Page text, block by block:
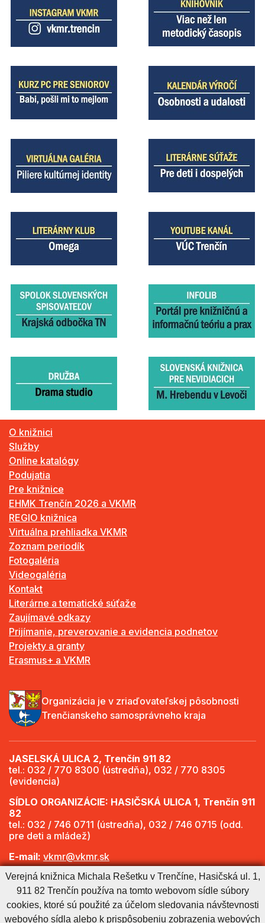
O knižnici
Služby
Online katalógy
Podujatia
Pre knižnice
EHMK Trenčín 2026 a VKMR
REGIO knižnica
Virtuálna prehliadka VKMR
Zoznam periodík
Fotogaléria
Videogaléria
Kontakt
Literárne a tematické súťaže
Zaujímavé odkazy
Prijímanie, preverovanie a evidencia podnetov
Projekty a granty
Erasmus+ a VKMR
Organizácia je v zriaďovateľskej pôsobnosti
Trenčianskeho samosprávneho kraja
JASELSKÁ ULICA 2, Trenčín 911 82
tel.: 032 / 770 8300 (ústredňa), 032 / 770 8305
(evidencia)
SÍDLO ORGANIZÁCIE: HASIČSKÁ ULICA 1, Trenčín 911
82
tel.: 032 / 746 0711 (ústredňa), 032 / 746 0715 (odd.
pre deti a mládež)
E-mail: vkmr@vkmr.sk
Web: http://www.vkmr.sk
Viac informácií - Otváracie hodiny
Verejná knižnica Michala Rešetku v Trenčíne, Hasičská ul. 1,
911 82 Trenčín používa na tomto webovom sídle súbory
cookies, ktoré sú použité za účelom sledovania návštevnosti
webového sídla alebo k prispôsobeniu zobrazenia webových